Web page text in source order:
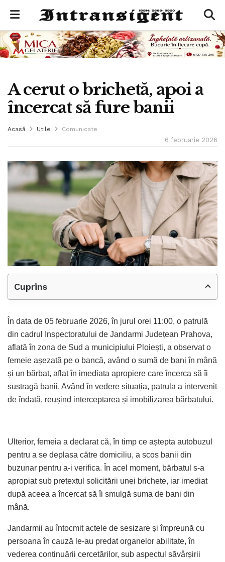
A cerut o brichetă, apoi a
încercat să fure banii
Acasă Utile Comunicate
6 februarie 2026
Cuprins
În data de 05 februarie 2026, în jurul orei 11:00, o patrulă
din cadrul Inspectoratului de Jandarmi Județean Prahova,
aflată în zona de Sud a municipiului Ploiești, a observat o
femeie așezată pe o bancă, având o sumă de bani în mână
și un bărbat, aflat în imediata apropiere care încerca să îi
sustragă banii. Având în vedere situația, patrula a intervenit
de îndată, reușind interceptarea și imobilizarea bărbatului.
Ulterior, femeia a declarat că, în timp ce aștepta autobuzul
pentru a se deplasa către domiciliu, a scos banii din
buzunar pentru a-i verifica. În acel moment, bărbatul s-a
apropiat sub pretextul solicitării unei brichete, iar imediat
după aceea a încercat să îi smulgă suma de bani din
mână.
Jandarmii au întocmit actele de sesizare și împreună cu
persoana în cauză le-au predat organelor abilitate, în
vederea continuării cercetărilor, sub aspectul săvârșirii